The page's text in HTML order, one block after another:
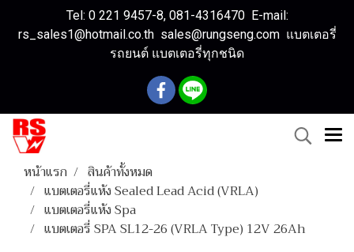
Tel: 0 221 9457-8, 081-4316470 E-mail:
rs_sales1@hotmail.co.th sales@rungseng.com แบตเตอรี่
รถยนต์ แบตเตอรี่ทุกชนิด
หน้าแรก
สินค้าทั้งหมด
แบตเตอรี่แห้ง Sealed Lead Acid (VRLA)
แบตเตอรี่แห้ง Spa
แบตเตอรี่ SPA SL12-26 (VRLA Type) 12V 26Ah